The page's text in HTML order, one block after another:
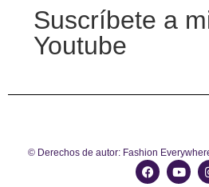
Suscríbete a
Youtube
© Derechos de autor: Fashion